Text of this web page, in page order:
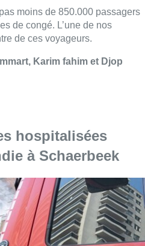
moins de 850.000 passagers
de congé. L’une de nos
de ces voyageurs.
Karim fahim et Djop
hospitalisées
à Schaerbeek